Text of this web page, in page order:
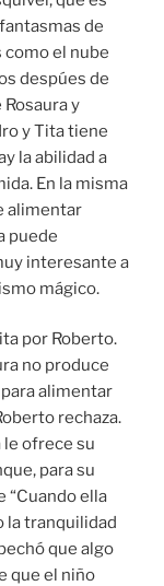
de
como el nube
despúes de
y
y Tita tiene
la abilidad a
En la misma
alimentar
puede
interesante a
mágico.
por Roberto.
no produce
alimentar
rechaza.
le ofrece su
para su
“Cuando ella
la tranquilidad
que algo
que el niño